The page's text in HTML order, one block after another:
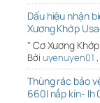
Dấu hiệu nhận
Xương Khớp
" Cơ Xương
Bởi uyenuyen01 ,
Thùng rác bảo
660l nắp kín- lh